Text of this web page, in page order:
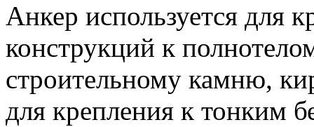
Анкер используется для
конструкций к
строительному камню,
для крепления к тонким